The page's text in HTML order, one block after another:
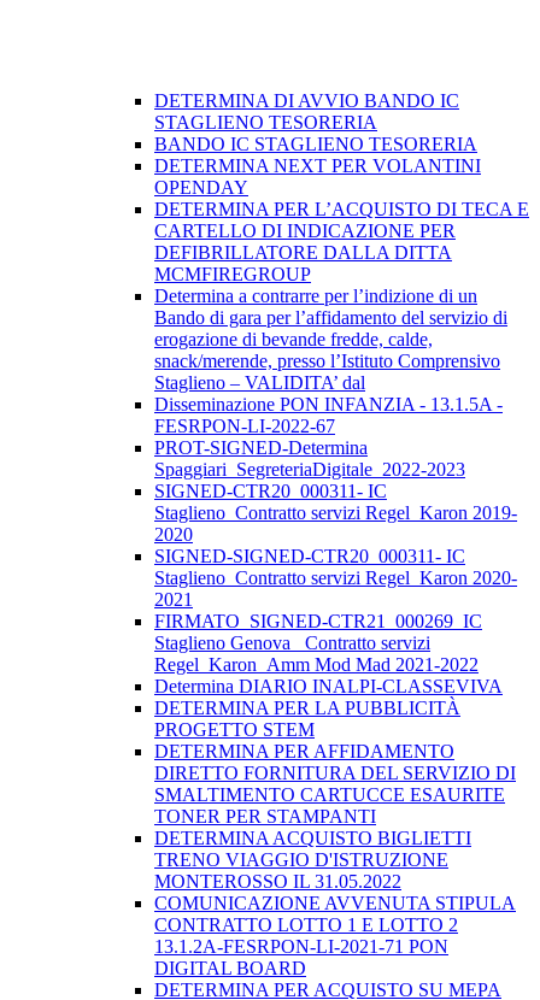
DETERMINA DI AVVIO BANDO IC
STAGLIENO TESORERIA
BANDO IC STAGLIENO TESORERIA
DETERMINA NEXT PER VOLANTINI
OPENDAY
DETERMINA PER L’ACQUISTO DI TECA E
CARTELLO DI INDICAZIONE PER
DEFIBRILLATORE DALLA DITTA
MCMFIREGROUP
Determina a contrarre per l’indizione di un
Bando di gara per l’affidamento del servizio di
erogazione di bevande fredde, calde,
snack/merende, presso l’Istituto Comprensivo
Staglieno – VALIDITA’ dal
Disseminazione PON INFANZIA - 13.1.5A -
FESRPON-LI-2022-67
PROT-SIGNED-Determina
Spaggiari_SegreteriaDigitale_2022-2023
SIGNED-CTR20_000311- IC
Staglieno_Contratto servizi Regel_Karon 2019-
2020
SIGNED-SIGNED-CTR20_000311- IC
Staglieno_Contratto servizi Regel_Karon 2020-
2021
FIRMATO_SIGNED-CTR21_000269_IC
Staglieno Genova_ Contratto servizi
Regel_Karon_Amm Mod Mad 2021-2022
Determina DIARIO INALPI-CLASSEVIVA
DETERMINA PER LA PUBBLICITÀ
PROGETTO STEM
DETERMINA PER AFFIDAMENTO
DIRETTO FORNITURA DEL SERVIZIO DI
SMALTIMENTO CARTUCCE ESAURITE
TONER PER STAMPANTI
DETERMINA ACQUISTO BIGLIETTI
TRENO VIAGGIO D'ISTRUZIONE
MONTEROSSO IL 31.05.2022
COMUNICAZIONE AVVENUTA STIPULA
CONTRATTO LOTTO 1 E LOTTO 2
13.1.2A-FESRPON-LI-2021-71 PON
DIGITAL BOARD
DETERMINA PER ACQUISTO SU MEPA